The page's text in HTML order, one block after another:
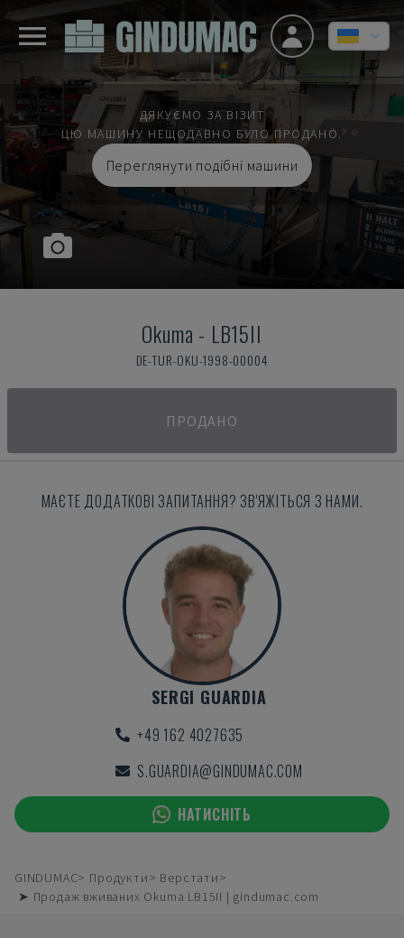
ДЯКУЄМО ЗА ВІЗИТ
ЦЮ МАШИНУ НЕЩОДАВНО БУЛО ПРОДАНО.
Переглянути подібні машини
Okuma - LB15II
DE-TUR-OKU-1998-00004
ПРОДАНО
МАЄТЕ ДОДАТКОВІ ЗАПИТАННЯ? ЗВ'ЯЖІТЬСЯ З НАМИ.
SERGI GUARDIA
+49 162 4027635
S.GUARDIA@GINDUMAC.COM
НАТИСНІТЬ
GINDUMAC Продукти
Верстати
➤ Продаж вживаних Okuma LB15II | gindumac.com